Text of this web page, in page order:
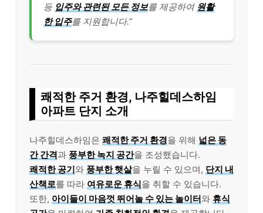
등 입주와 관련된 모든 정보를 제공하여 원활
한 입주를 지원합니다.”
쾌적한 주거 환경, 나주힐데스하임
아파트 단지 소개
나주힐데스하임은 쾌적한 주거 환경을 위해 넓은 동
간 간격과 풍부한 녹지 공간을 조성했습니다.
쾌적한 공기와 풍부한 햇살을 누릴 수 있으며, 단지 내
산책로를 따라 여유로운 휴식을 취할 수 있습니다.
또한, 아이들이 마음껏 뛰어놀 수 있는 놀이터와 휴식